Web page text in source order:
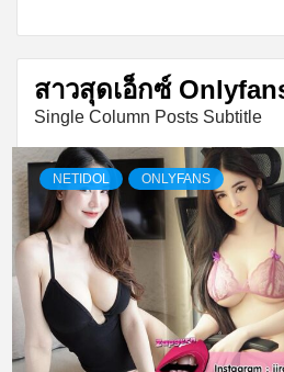
สาวสุดเอ็กซ์
Single Column Posts Subtitle
NETIDOL ONLYFANS